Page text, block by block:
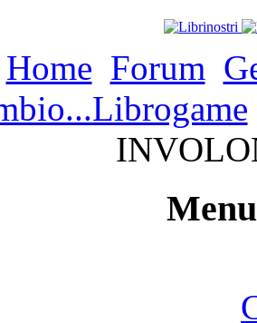
Home Forum